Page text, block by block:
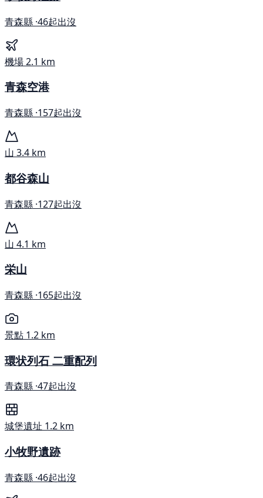
青森縣 ·46起出沒
機場2.1 km
青森空港
青森縣 ·157起出沒
山 3.4 km
都谷森山
青森縣 ·127起出沒
山 4.1 km
栄山
青森縣 ·165起出沒
景點 1.2 km
環状列石 二重配列
青森縣 ·47起出沒
城堡遺址 1.2 km
小牧野遺跡
青森縣 ·46起出沒